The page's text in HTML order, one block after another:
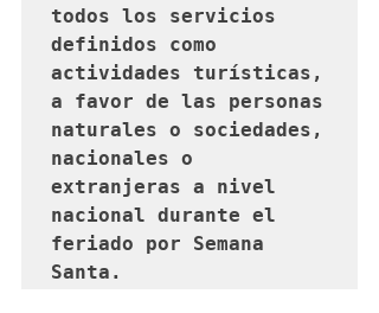
todos los servicios
definidos como
actividades turísticas,
a favor de las personas
naturales o sociedades,
nacionales o
extranjeras a nivel
nacional durante el
feriado por Semana
Santa.